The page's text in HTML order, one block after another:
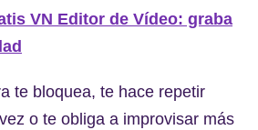
VN Editor de Vídeo: graba
te bloquea, te hace repetir
o te obliga a improvisar más